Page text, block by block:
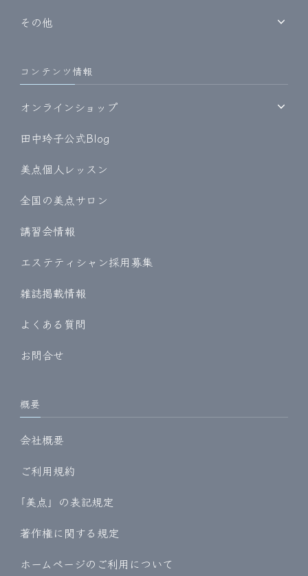
その他
コンテンツ情報
オンラインショップ
田中玲子公式Blog
美点個人レッスン
全国の美点サロン
講習会情報
エステティシャン採用募集
雑誌掲載情報
よくある質問
お問合せ
概要
会社概要
ご利用規約
｢美点」の表記規定
著作権に関する規定
ホームページのご利用について